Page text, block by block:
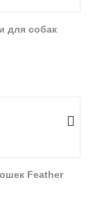
для собак
Feather